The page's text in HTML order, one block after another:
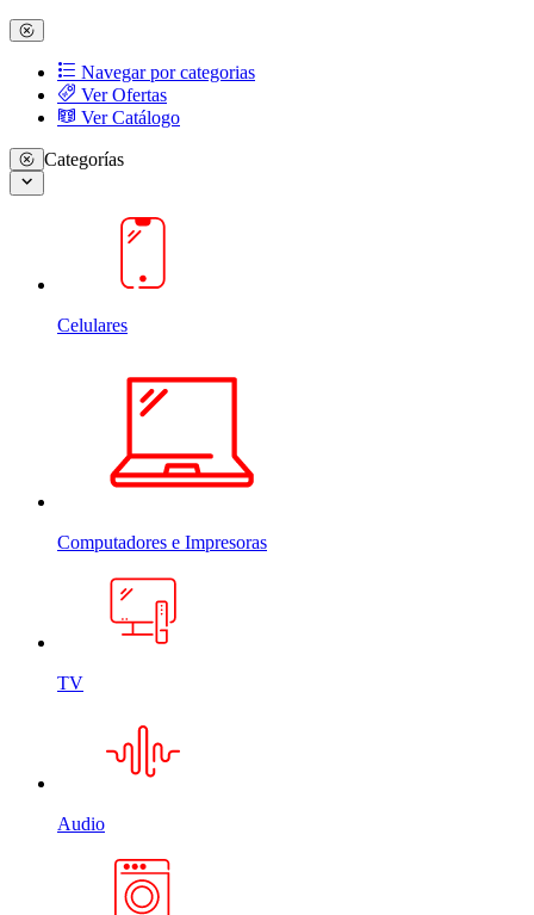
Navegar por categorias
Ver Ofertas
Ver Catálogo
Categorías
Celulares
Computadores e Impresoras
TV
Audio